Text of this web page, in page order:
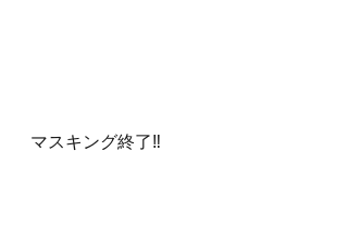
マスキング終了‼️